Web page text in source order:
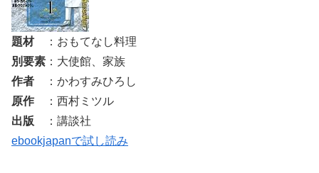
題材
：おもてなし料理
別要素 ：大使館、家族
作者
：かわすみひろし
原作
：西村ミツル
出版
：講談社
ebookjapanで試し読み